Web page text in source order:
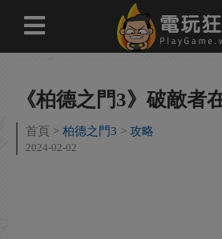
《柏德之門3》破敵者
首頁 柏德之門3 攻略
2024-02-02